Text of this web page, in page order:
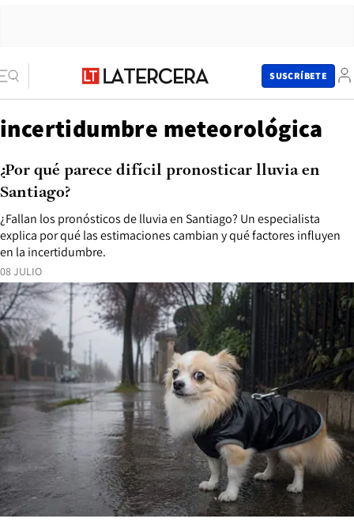
SUSCRÍBETE
incertidumbre meteorológica
08 JULIO
¿Fallan los pronósticos de lluvia en Santiago? Un especialista
explica por qué las estimaciones cambian y qué factores influyen
en la incertidumbre.
¿Por qué parece difícil pronosticar lluvia en
Santiago?